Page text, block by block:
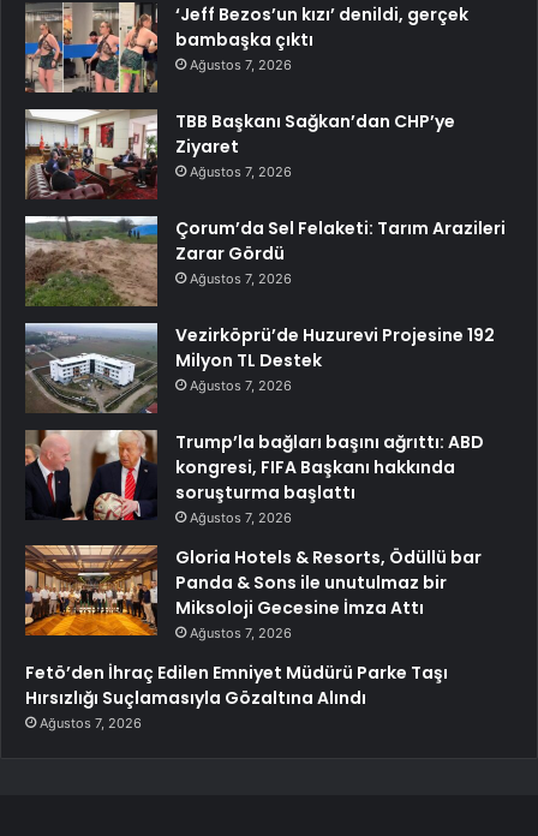
‘Jeff Bezos’un kızı’ denildi, gerçek
bambaşka çıktı
Ağustos 7, 2026
TBB Başkanı Sağkan’dan CHP’ye
Ziyaret
Ağustos 7, 2026
Çorum’da Sel Felaketi: Tarım Arazileri
Zarar Gördü
Ağustos 7, 2026
Vezirköprü’de Huzurevi Projesine 192
Milyon TL Destek
Ağustos 7, 2026
Trump’la bağları başını ağrıttı: ABD
kongresi, FIFA Başkanı hakkında
soruşturma başlattı
Ağustos 7, 2026
Gloria Hotels & Resorts, Ödüllü bar
Panda & Sons ile unutulmaz bir
Miksoloji Gecesine İmza Attı
Ağustos 7, 2026
Fetö’den İhraç Edilen Emniyet Müdürü Parke Taşı
Hırsızlığı Suçlamasıyla Gözaltına Alındı
Ağustos 7, 2026